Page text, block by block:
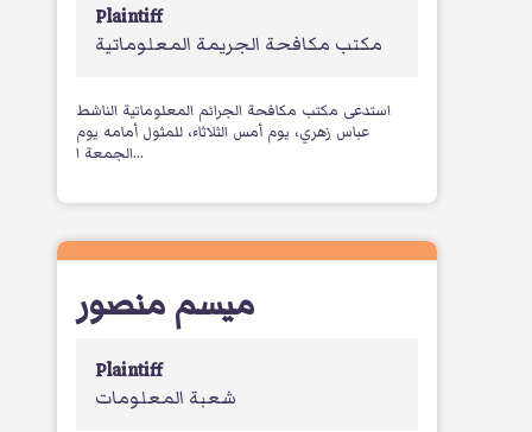
Plaintiff
مكتب مكافحة الجريمة المعلوماتية
استدعى مكتب مكافحة الجرائم المعلوماتية الناشط
عباس زهري، يوم أمس الثلاثاء، للمثول أمامه يوم
الجمعة ا...
ميسم منصور
Plaintiff
شعبة المعلومات